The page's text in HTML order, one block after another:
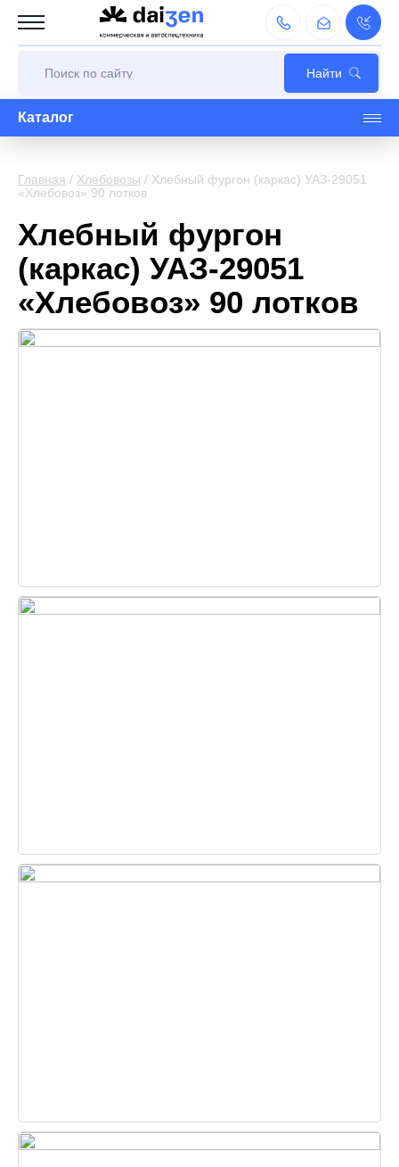
Каталог
Главная / Хлебовозы / Хлебный фургон (каркас) УАЗ-29051
«Хлебовоз» 90 лотков
Хлебный фургон
(каркас) УАЗ-29051
«Хлебовоз» 90 лотков